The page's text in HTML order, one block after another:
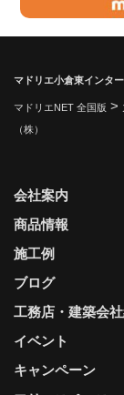
マドリエ小倉東インタ
マドリエNET 全国版 >
（株）
会社案内
商品情報
施工例
ブログ
工務店・建築会
イベント
キャンペーン